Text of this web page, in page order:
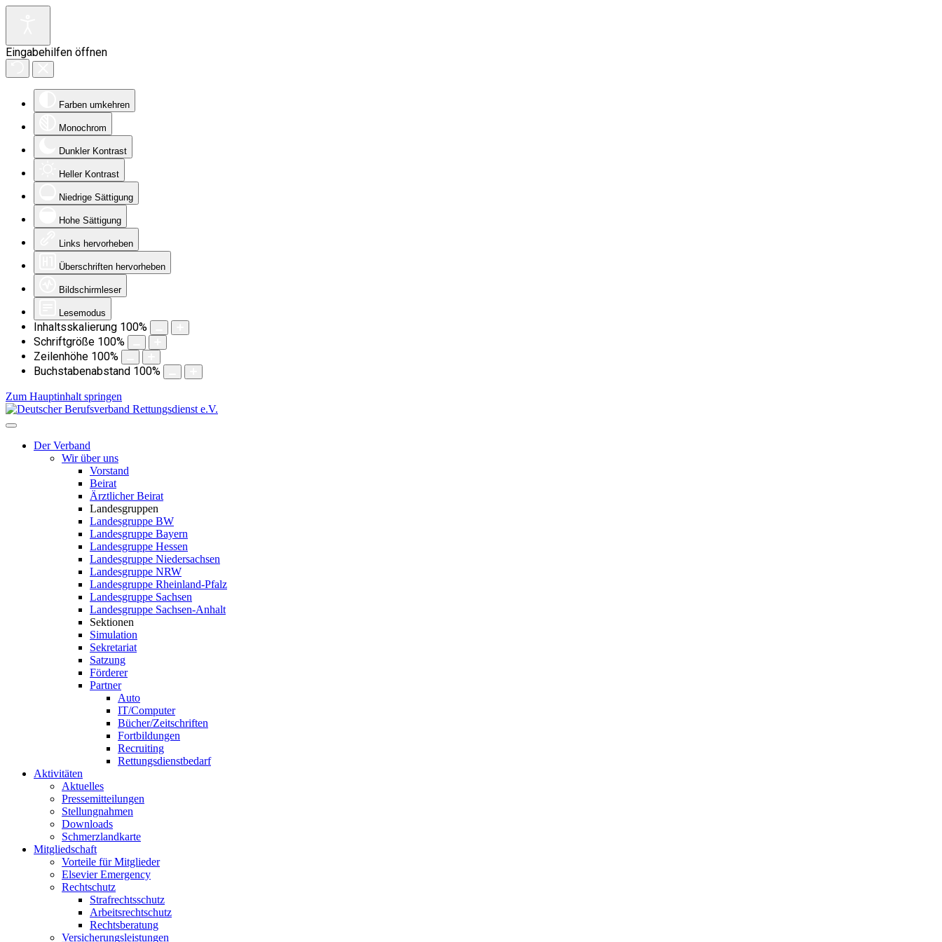
Eingabehilfen öffnen
Farben umkehren
Monochrom
Dunkler Kontrast
Heller Kontrast
Niedrige Sättigung
Hohe Sättigung
Links hervorheben
Überschriften hervorheben
Bildschirmleser
Lesemodus
Inhaltsskalierung 100%
Schriftgröße 100%
Zeilenhöhe 100%
Buchstabenabstand 100%
Zum Hauptinhalt springen
Der Verband
Wir über uns
Vorstand
Beirat
Ärztlicher Beirat
Landesgruppen
Landesgruppe BW
Landesgruppe Bayern
Landesgruppe Hessen
Landesgruppe Niedersachsen
Landesgruppe NRW
Landesgruppe Rheinland-Pfalz
Landesgruppe Sachsen
Landesgruppe Sachsen-Anhalt
Sektionen
Simulation
Sekretariat
Satzung
Förderer
Partner
Auto
IT/Computer
Bücher/Zeitschriften
Fortbildungen
Recruiting
Rettungsdienstbedarf
Aktivitäten
Aktuelles
Pressemitteilungen
Stellungnahmen
Downloads
Schmerzlandkarte
Mitgliedschaft
Vorteile für Mitglieder
Elsevier Emergency
Rechtschutz
Strafrechtsschutz
Arbeitsrechtschutz
Rechtsberatung
Versicherungsleistungen